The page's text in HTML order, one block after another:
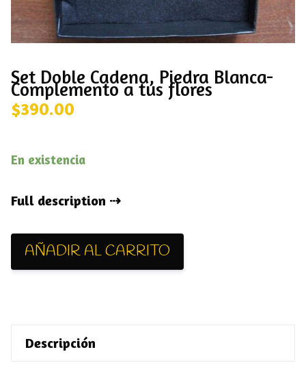
Set Doble Cadena, Piedra Blanca-
Complemento a tus flores
$390.00
En existencia
Full description
AÑADIR AL CARRITO
Descripción